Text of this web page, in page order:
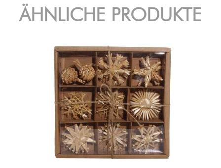
ÄHNLICHE PRODUKTE